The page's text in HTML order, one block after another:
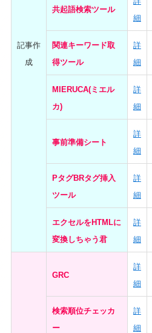
記事作
成
共起語検索ツール
細
関連キーワード取
得ツール
詳
細
MIERUCA(ミエル
カ)
詳
細
事前準備シート
詳
細
PタグBRタグ挿入
ツール
詳
細
エクセルをHTMLに
変換しちゃう君
詳
細
GRC
詳
細
検索順位チェッカ
ー
詳
細